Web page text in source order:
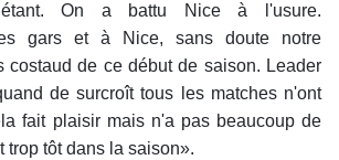
On a battu Nice à l'usure.
gars et à Nice, sans doute notre
costaud de ce début de saison. Leader
de surcroît tous les matches n'ont
fait plaisir mais n'a pas beaucoup de
trop tôt dans la saison».